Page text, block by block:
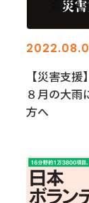
【災害支
８月の大雨
方へ